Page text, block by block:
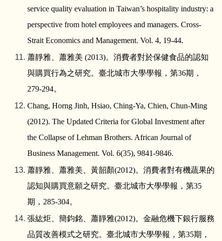
service quality evaluation in Taiwan’s hospitality industry: a
perspective from hotel employees and managers. Cross-
Strait Economics and Management. Vol. 4, 19-44.
蕭靜雅、蕭雅美 (2013)。消費者對於保健食品的認知
與購買行為之研究。臺北城市大學學報，第36期，
279-294。
Chang, Horng Jinh, Hsiao, Ching-Ya, Chien, Chun-Ming
(2012). The Updated Criteria for Global Investment after
the Collapse of Lehman Brothers. African Journal of
Business Management. Vol. 6(35), 9841-9846.
蕭靜雅、蕭雅美、黃韶顏(2012)。消費者對有機蔬果的
認知與購買意願之研究。臺北城市大學學報，第35
期， 285-304。
張紘炬、簡鈞銘、蕭靜雅(2012)。金融危機下銀行服務
品質改善模式之研究。臺北城市大學學報，第35期，